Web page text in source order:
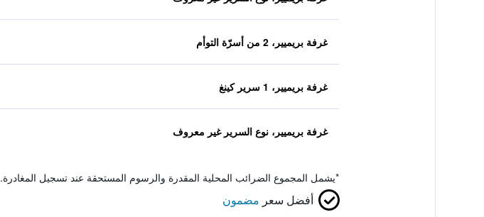
غرفة بريميير، 2 من أسرّة التوأم
غرفة بريميير، 1 سرير كينغ
غرفة بريميير، نوع السرير غير معروف
*يشمل المجموع الضرائب المحلية المقدرة والرسوم المستحقة عند تسجيل المغادرة.
أفضل سعر مضمون